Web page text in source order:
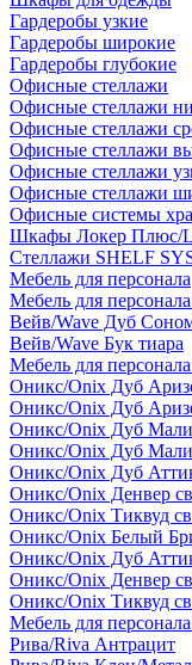
Гардеробы узкие
Гардеробы широкие
Гардеробы глубокие
Офисные стеллажи
Офисные стеллажи
Офисные стеллажи
Офисные стеллажи
Офисные стеллажи
Офисные стеллажи
Офисные системы
Шкафы Локер Плюс/
Стеллажи SHELF
Мебель для персонала
Мебель для
Вейв/Wave Дуб
Вейв/Wave Бук тиара
Мебель для
Оникс/Onix Дуб
Оникс/Onix Дуб
Оникс/Onix Дуб
Оникс/Onix Дуб Мали
Оникс/Onix Дуб
Оникс/Onix Денвер
Оникс/Onix Тиквуд
Оникс/Onix Белый
Оникс/Onix Дуб
Оникс/Onix Денвер
Оникс/Onix Тиквуд
Мебель для
Рива/Riva Антрацит